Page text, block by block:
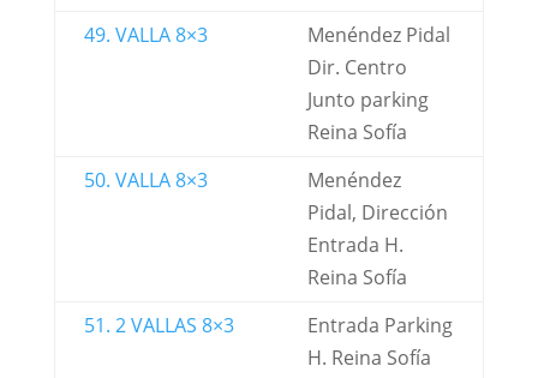
49. VALLA 8×3
Menéndez Pidal
Dir. Centro
Junto parking
Reina Sofía
50. VALLA 8×3
Menéndez
Pidal, Dirección
Entrada H.
Reina Sofía
51. 2 VALLAS 8×3
Entrada Parking
H. Reina Sofía